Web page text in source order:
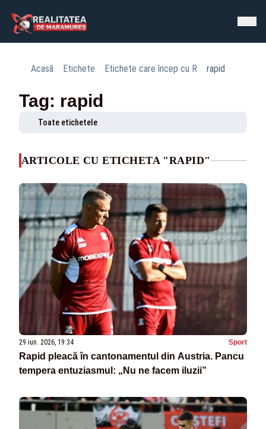
Acasă Etichete Etichete care încep cu R rapid
Tag: rapid
Toate etichetele
ARTICOLE CU ETICHETA "RAPID"
29 iun. 2026, 19:34 Sport
Rapid pleacă în cantonamentul din Austria. Pancu
tempera entuziasmul: „Nu ne facem iluzii”